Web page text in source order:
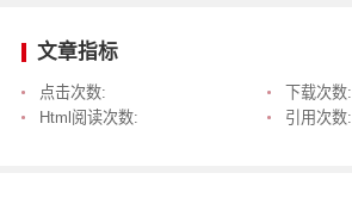
文章指标
点击次数:
下载次数:
Html阅读次数:
引用次数: